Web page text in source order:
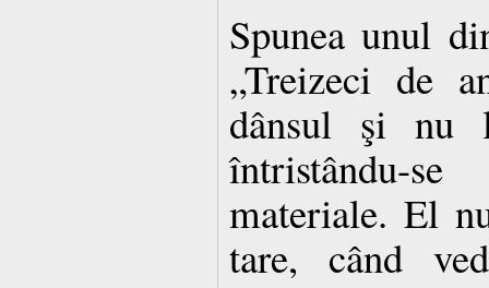
Spunea unul
„Treizeci de
dânsul şi nu
întristându-
materiale. El
tare, când